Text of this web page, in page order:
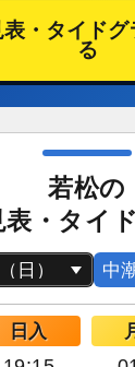
・タイドグ
る
若松の
表・タイ
中
日入